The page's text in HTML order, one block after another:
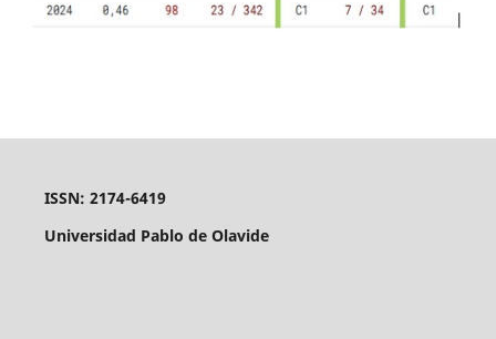
ISSN: 2174-6419
Universidad Pablo de Olavide